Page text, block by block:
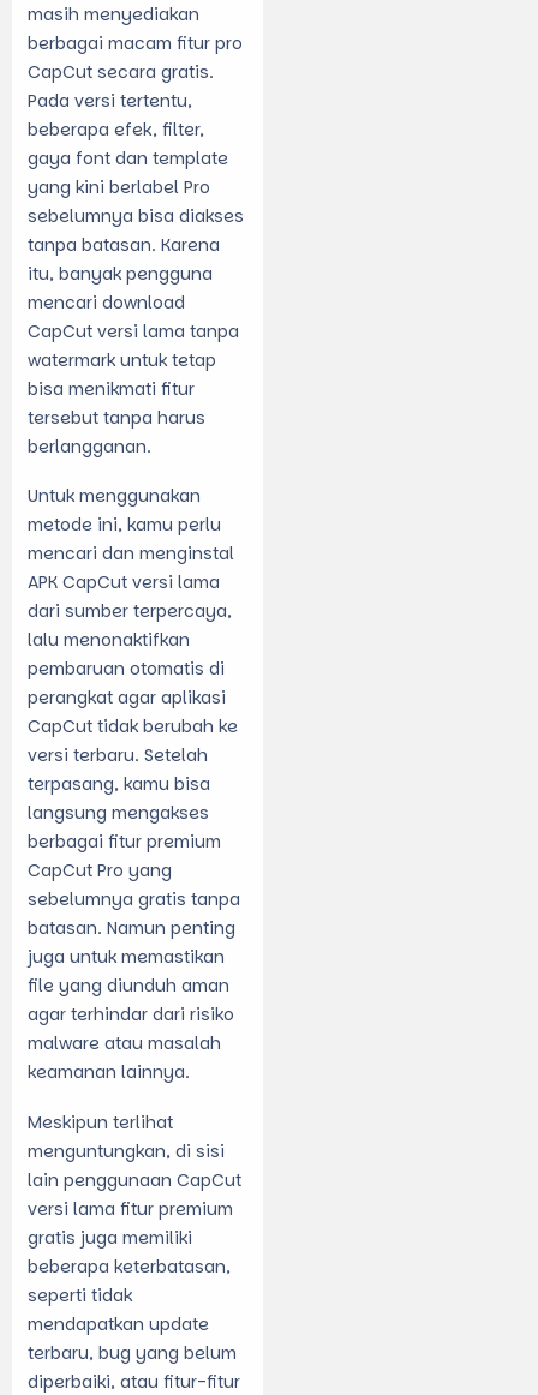
masih menyediakan
berbagai macam fitur pro
CapCut secara gratis.
Pada versi tertentu,
beberapa efek, filter,
gaya font dan template
yang kini berlabel Pro
sebelumnya bisa diakses
tanpa batasan. Karena
itu, banyak pengguna
mencari download
CapCut versi lama tanpa
watermark untuk tetap
bisa menikmati fitur
tersebut tanpa harus
berlangganan.
Untuk menggunakan
metode ini, kamu perlu
mencari dan menginstal
APK CapCut versi lama
dari sumber terpercaya,
lalu menonaktifkan
pembaruan otomatis di
perangkat agar aplikasi
CapCut tidak berubah ke
versi terbaru. Setelah
terpasang, kamu bisa
langsung mengakses
berbagai fitur premium
CapCut Pro yang
sebelumnya gratis tanpa
batasan. Namun penting
juga untuk memastikan
file yang diunduh aman
agar terhindar dari risiko
malware atau masalah
keamanan lainnya.
Meskipun terlihat
menguntungkan, di sisi
lain penggunaan CapCut
versi lama fitur premium
gratis juga memiliki
beberapa keterbatasan,
seperti tidak
mendapatkan update
terbaru, bug yang belum
diperbaiki, atau fitur-fitur